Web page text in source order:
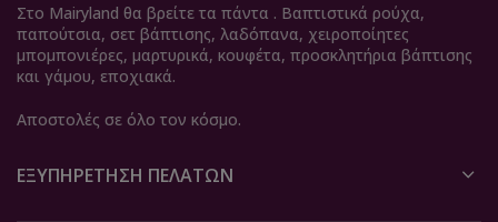
Στο Mairyland θα βρείτε τα πάντα . Βαπτιστικά ρούχα,
παπούτσια, σετ βάπτισης, λαδόπανα, χειροποίητες
μπομπονιέρες, μαρτυρικά, κουφέτα, προσκλητήρια βάπτισης
και γάμου, εποχιακά.
Αποστολές σε όλο τον κόσμο.
ΕΞΥΠΗΡΈΤΗΣΗ ΠΕΛΑΤΏΝ